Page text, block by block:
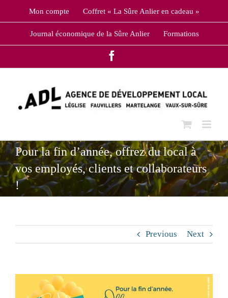
Mon compte Coffret « La Sûre Anlier en cadeau »
Journal économique de la Sûre Anlier Formations
Pour la fin d’année, offrez du local à
vos employés, clients et collaborateurs
!
Previous Next
Larger